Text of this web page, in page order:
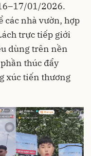
01/2026.
các nhà vườn, hợp
trực tiếp giới
dùng trên nền
thúc đẩy
xúc tiến thương